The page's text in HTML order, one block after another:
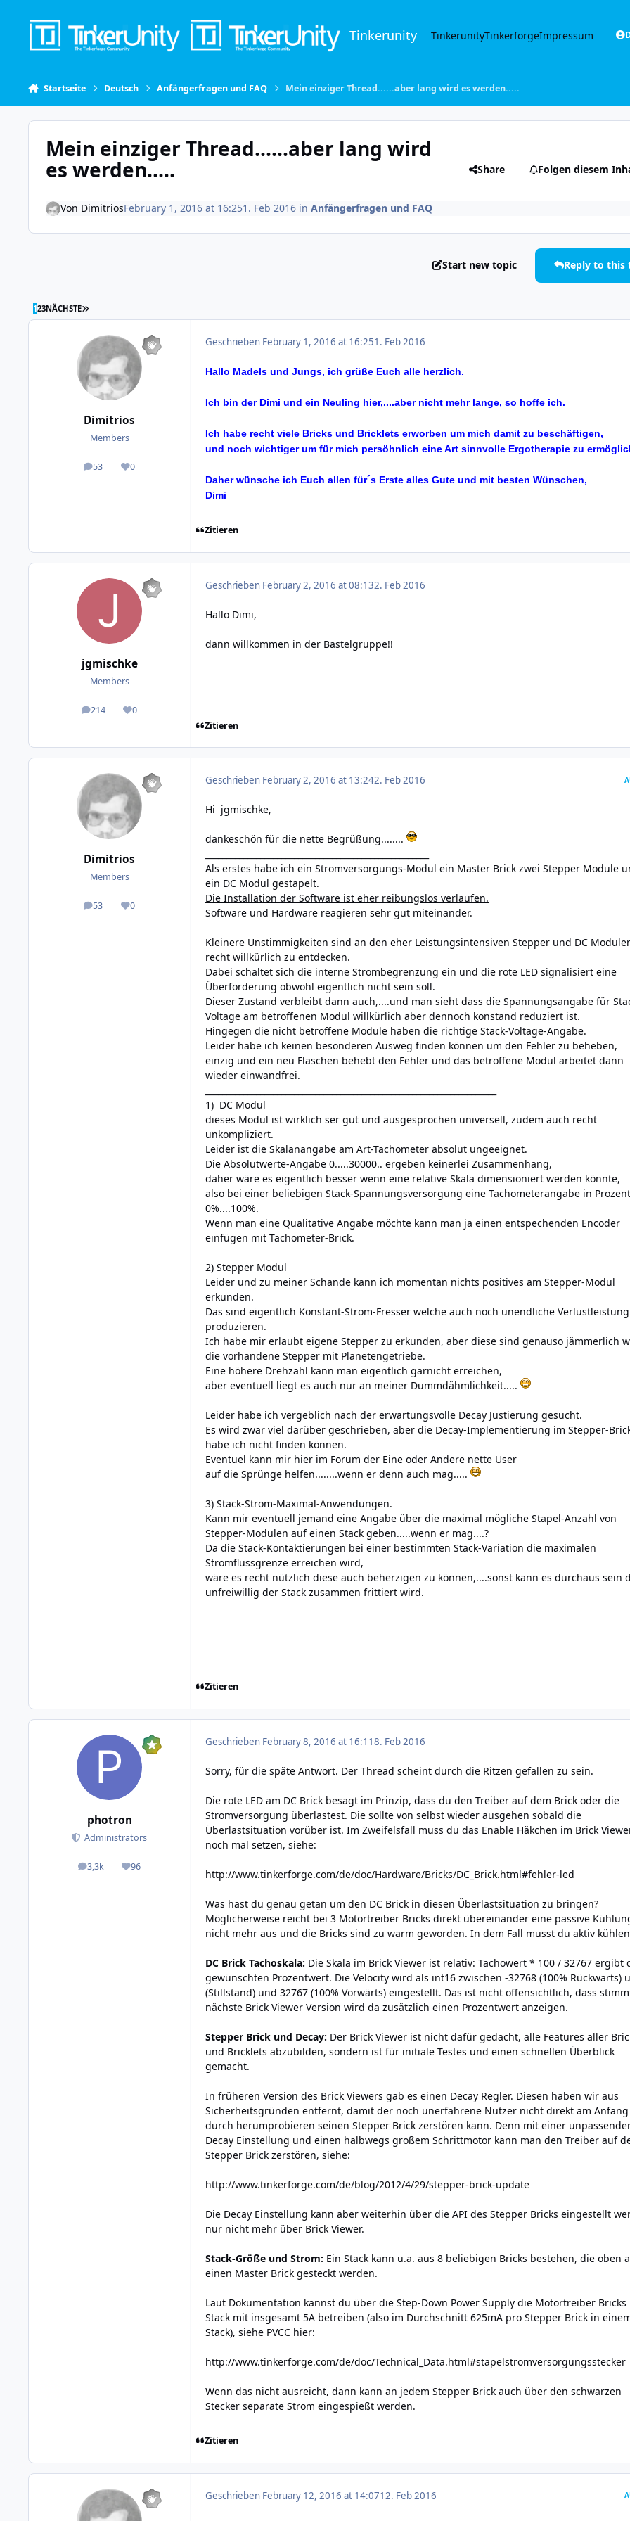
Tinkerunity TinkerunityTinkerforgeImpressum
Startseite Deutsch Anfängerfragen und FAQ Mein einziger Thread......aber lang wird es werden.....
Mein einziger Thread......aber lang wird
es werden..... Share Folgen diesem
Von DimitriosFebruary 1, 2016 at 16:251. Feb 2016in Anfängerfragen und FAQ
Start new topic Reply to this
123NÄCHSTE LETZTE SEITE
Dimitrios
Members
53
posts 0
Reputation
Geschrieben February 1, 2016 at 16:251. Feb 2016
Hallo Madels und Jungs, ich grüße Euch alle herzlich.
Ich bin der Dimi und ein Neuling hier,....aber nicht mehr lange, so hoffe ich.
Ich habe recht viele Bricks und Bricklets erworben um mich damit zu beschäftigen,
und noch wichtiger um für mich persöhnlich eine Art sinnvolle Ergotherapie zu
Daher wünsche ich Euch allen für´s Erste alles Gute und mit besten Wünschen,
Dimi
Zitieren
jgmischke
Members
214
posts 0
Reputation
Geschrieben February 2, 2016 at 08:132. Feb 2016
Hallo Dimi,
dann willkommen in der Bastelgruppe!!
Zitieren
Dimitrios
Members
53
posts 0
Reputation
Geschrieben February 2, 2016 at 13:242. Feb 2016
Hi jgmischke,
dankeschön für die nette Begrüßung........
Als erstes habe ich ein Stromversorgungs-Modul ein Master Brick zwei Stepper Module
ein DC Modul gestapelt.
Die Installation der Software ist eher reibungslos verlaufen.
Software und Hardware reagieren sehr gut miteinander.
Kleinere Unstimmigkeiten sind an den eher Leistungsintensiven Stepper und DC
recht willkürlich zu entdecken.
Dabei schaltet sich die interne Strombegrenzung ein und die rote LED signalisiert eine
Überforderung obwohl eigentlich nicht sein soll.
Dieser Zustand verbleibt dann auch,....und man sieht dass die Spannungsangabe für
Voltage am betroffenen Modul willkürlich aber dennoch konstand reduziert ist.
Hingegen die nicht betroffene Module haben die richtige Stack-Voltage-Angabe.
Leider habe ich keinen besonderen Ausweg finden können um den Fehler zu beheben,
einzig und ein neu Flaschen behebt den Fehler und das betroffene Modul arbeitet dann
wieder einwandfrei.
1) DC Modul
dieses Modul ist wirklich ser gut und ausgesprochen universell, zudem auch recht
unkompliziert.
Leider ist die Skalanangabe am Art-Tachometer absolut ungeeignet.
Die Absolutwerte-Angabe 0.....30000.. ergeben keinerlei Zusammenhang,
daher wäre es eigentlich besser wenn eine relative Skala dimensioniert werden könnte,
also bei einer beliebigen Stack-Spannungsversorgung eine Tachometerangabe in
0%....100%.
Wenn man eine Qualitative Angabe möchte kann man ja einen entspechenden Encoder
einfügen mit Tachometer-Brick.
2) Stepper Modul
Leider und zu meiner Schande kann ich momentan nichts positives am Stepper-Modul
erkunden.
Das sind eigentlich Konstant-Strom-Fresser welche auch noch unendliche Verlustleistung
produzieren.
Ich habe mir erlaubt eigene Stepper zu erkunden, aber diese sind genauso jämmerlich
die vorhandene Stepper mit Planetengetriebe.
Eine höhere Drehzahl kann man eigentlich garnicht erreichen,
aber eventuell liegt es auch nur an meiner Dummdähmlichkeit.....
Leider habe ich vergeblich nach der erwartungsvolle Decay Justierung gesucht.
Es wird zwar viel darüber geschrieben, aber die Decay-Implementierung im Stepper-
habe ich nicht finden können.
Eventuel kann mir hier im Forum der Eine oder Andere nette User
auf die Sprünge helfen........wenn er denn auch mag.....
3) Stack-Strom-Maximal-Anwendungen.
Kann mir eventuell jemand eine Angabe über die maximal mögliche Stapel-Anzahl von
Stepper-Modulen auf einen Stack geben.....wenn er mag....?
Da die Stack-Kontaktierungen bei einer bestimmten Stack-Variation die maximalen
Stromflussgrenze erreichen wird,
wäre es recht nützlich diese auch beherzigen zu können,....sonst kann es durchaus sein
unfreiwillig der Stack zusammen frittiert wird.
Zitieren
photron
Administrators
3,3k
posts 96
Reputation
Geschrieben February 8, 2016 at 16:118. Feb 2016
Sorry, für die späte Antwort. Der Thread scheint durch die Ritzen gefallen zu sein.
Die rote LED am DC Brick besagt im Prinzip, dass du den Treiber auf dem Brick oder die
Stromversorgung überlastest. Die sollte von selbst wieder ausgehen sobald die
Überlastsituation vorüber ist. Im Zweifelsfall muss du das Enable Häkchen im Brick
noch mal setzen, siehe:
http://www.tinkerforge.com/de/doc/Hardware/Bricks/DC_Brick.html#fehler-led
Was hast du genau getan um den DC Brick in diesen Überlastsituation zu bringen?
Möglicherweise reicht bei 3 Motortreiber Bricks direkt übereinander eine passive
nicht mehr aus und die Bricks sind zu warm geworden. In dem Fall musst du aktiv
DC Brick Tachoskala: Die Skala im Brick Viewer ist relativ: Tachowert * 100 / 32767 ergibt
gewünschten Prozentwert. Die Velocity wird als int16 zwischen -32768 (100% Rückwarts)
(Stillstand) und 32767 (100% Vorwärts) eingestellt. Das ist nicht offensichtlich, dass
nächste Brick Viewer Version wird da zusätzlich einen Prozentwert anzeigen.
Stepper Brick und Decay: Der Brick Viewer ist nicht dafür gedacht, alle Features aller
und Bricklets abzubilden, sondern ist für initiale Testes und einen schnellen Überblick
gemacht.
In früheren Version des Brick Viewers gab es einen Decay Regler. Diesen haben wir aus
Sicherheitsgründen entfernt, damit der noch unerfahrene Nutzer nicht direkt am Anfang
durch herumprobieren seinen Stepper Brick zerstören kann. Denn mit einer
Decay Einstellung und einen halbwegs großem Schrittmotor kann man den Treiber auf
Stepper Brick zerstören, siehe:
http://www.tinkerforge.com/de/blog/2012/4/29/stepper-brick-update
Die Decay Einstellung kann aber weiterhin über die API des Stepper Bricks eingestellt
nur nicht mehr über Brick Viewer.
Stack-Größe und Strom: Ein Stack kann u.a. aus 8 beliebigen Bricks bestehen, die oben
einen Master Brick gesteckt werden.
Laut Dokumentation kannst du über die Step-Down Power Supply die Motortreiber Bricks
Stack mit insgesamt 5A betreiben (also im Durchschnitt 625mA pro Stepper Brick in
Stack), siehe PVCC hier:
http://www.tinkerforge.com/de/doc/Technical_Data.html#stapelstromversorgungsstecker
Wenn das nicht ausreicht, dann kann an jedem Stepper Brick auch über den schwarzen
Stecker separate Strom eingespießt werden.
Zitieren
Geschrieben February 12, 2016 at 14:0712. Feb 2016